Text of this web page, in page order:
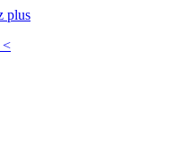
plus
<